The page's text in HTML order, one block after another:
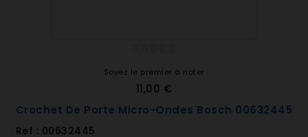
Soyez le premier à noter
11,00 €
Crochet De Porte Micro-Ondes Bosch 00632445
Ref : 00632445